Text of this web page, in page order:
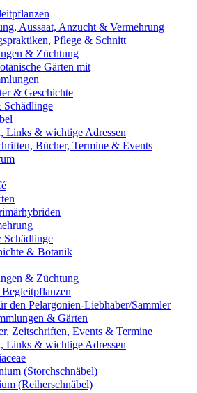
Aussaat, Anzucht & Vermehrung
Pflege & Schnitt
& Züchtung
Gärten mit
& Geschichte
& wichtige Adressen
Bücher, Termine & Events
& Botanik
& Züchtung
den Pelargonien-Liebhaber/Sammler
& Gärten
Zeitschriften, Events & Termine
& wichtige Adressen
(Storchschnäbel)
(Reiherschnäbel)